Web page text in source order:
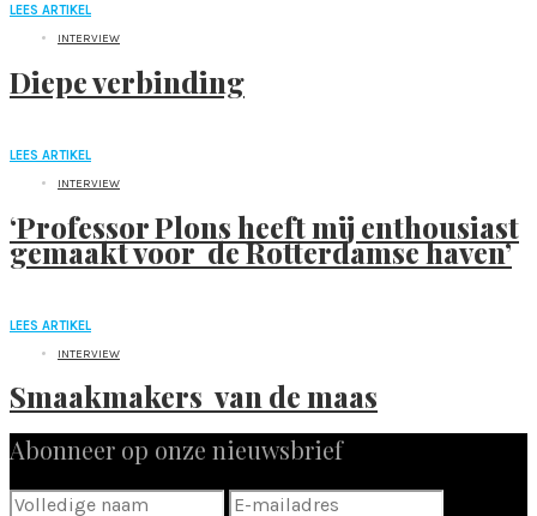
LEES ARTIKEL
INTERVIEW
Diepe verbinding
LEES ARTIKEL
INTERVIEW
‘Professor Plons heeft mij enthousiast
gemaakt voor de Rotterdamse haven’
LEES ARTIKEL
INTERVIEW
Smaakmakers van de maas
Abonneer op onze nieuwsbrief